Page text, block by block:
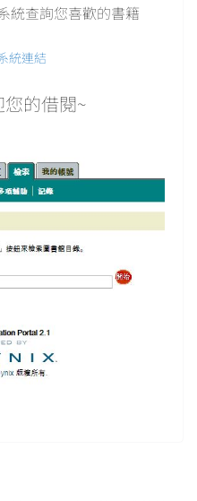
統查詢您喜歡的書籍
統連結
的借閱~